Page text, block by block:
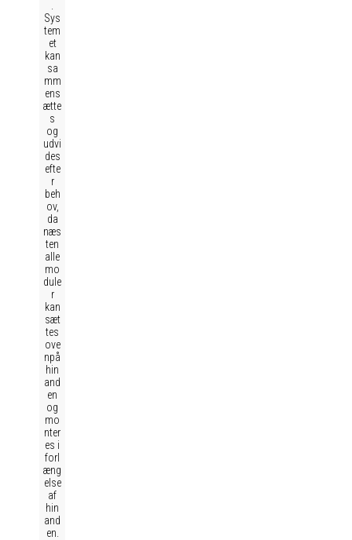
Sys
tem
et
kan
sa
mm
ens
ætte
s
og
udvi
des
efte
r
beh
ov,
da
næs
ten
alle
mo
dule
r
kan
sæt
tes
ove
npå
hin
and
en
og
mo
nter
es i
forl
æng
else
af
hin
and
en.